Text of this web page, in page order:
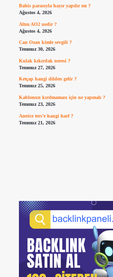
Bahis parasıyla hayır yapılır mı ?
Ağustos 4, 2026
Altın AO2 nedir ?
Ağustos 4, 2026
Can Ozan kimle sevgili ?
Temmuz 30, 2026
Kulak kıkırdak neresi ?
Temmuz 27, 2026
Ketçap hangi dilden gelir ?
Temmuz 25, 2026
Kablonun kırılmaması için ne yapmalı ?
Temmuz 23, 2026
Azerice ters’e hangi harf ?
Temmuz 21, 2026